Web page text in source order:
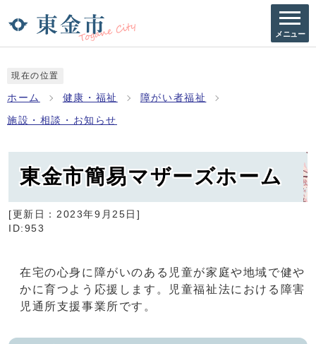
メニュー
現在の位置
ホーム 健康・福祉 障がい者福祉
施設・相談・お知らせ
東金市簡易マザーズホーム
[更新日： 2023年9月25日 ]
ID:953
在宅の心身に障がいのある児童が家庭や地域で健や
かに育つよう応援します。児童福祉法における障害
児通所支援事業所です。